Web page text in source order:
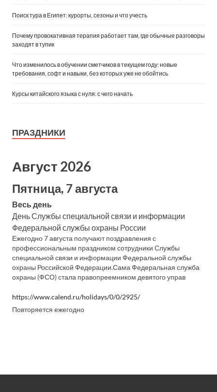
Поиск тура в Египет: курорты, сезоны и что учесть
Почему провокативная терапия работает там, где обычные разговоры
заходят в тупик
Что изменилось в обучении сметчиков в текущем году: новые
требования, софт и навыки, без которых уже не обойтись
Курсы китайского языка с нуля: с чего начать
ПРАЗДНИКИ
Август 2026
Пятница, 7 августа
Весь день
День Службы специальной связи и информации
Федеральной службы охраны России
Ежегодно 7 августа получают поздравления с
профессиональным праздником сотрудники Службы
специальной связи и информации Федеральной службы
охраны Российской Федерации.Сама Федеральная служба
охраны (ФСО) стала правопреемником девятого управ
https://www.calend.ru/holidays/0/0/2925/
Повторяется ежегодно